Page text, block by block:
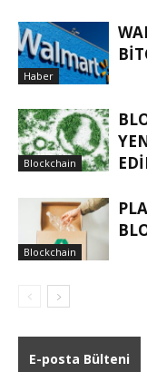
Haber
Blockchain
Blockchain
E-posta Bülteni